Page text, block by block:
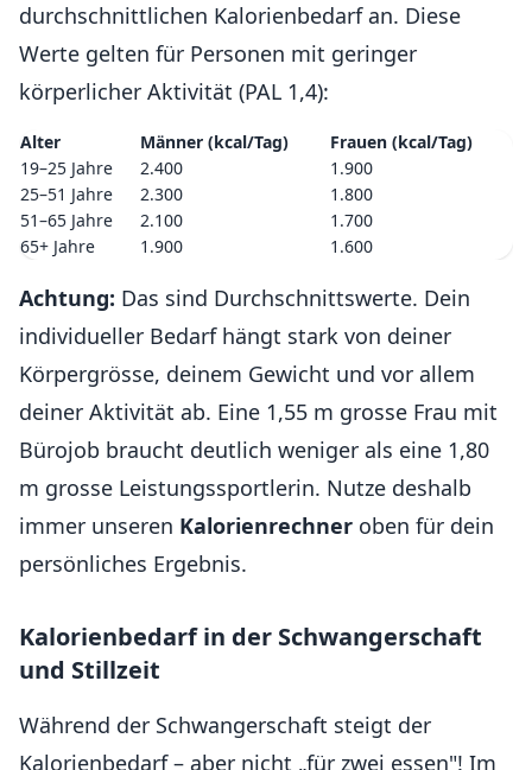
durchschnittlichen Kalorienbedarf an. Diese
Werte gelten für Personen mit geringer
körperlicher Aktivität (PAL 1,4):
Alter Männer (kcal/Tag)
Frauen (kcal/Tag)
19–25 Jahre
2.400
1.900
25–51 Jahre
2.300
1.800
51–65 Jahre
2.100
1.700
65+ Jahre
1.900 1.600
Achtung: Das sind Durchschnittswerte. Dein
individueller Bedarf hängt stark von deiner
Körpergrösse, deinem Gewicht und vor allem
deiner Aktivität ab. Eine 1,55 m grosse Frau mit
Bürojob braucht deutlich weniger als eine 1,80
m grosse Leistungssportlerin. Nutze deshalb
immer unseren Kalorienrechner oben für dein
persönliches Ergebnis.
Kalorienbedarf in der Schwangerschaft
und Stillzeit
Während der Schwangerschaft steigt der
Kalorienbedarf – aber nicht „für zwei essen"! Im